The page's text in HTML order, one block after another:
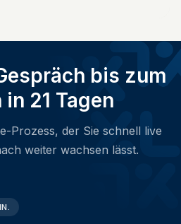
bis zum
in 21 Tagen
Prozess, der Sie schnell live
weiter wachsen lässt.